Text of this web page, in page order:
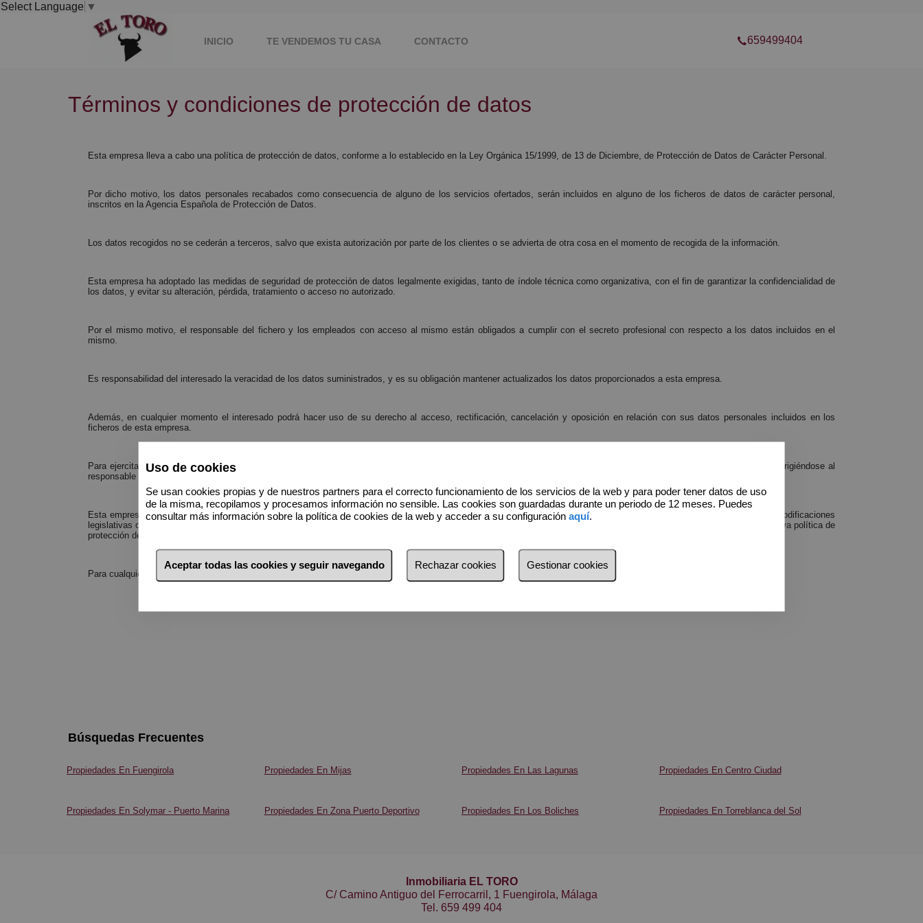
Select Language ▼
INICIO TE VENDEMOS TU CASA CONTACTO 659499404
Términos y condiciones de protección de datos
Esta empresa lleva a cabo una política de protección de datos, conforme a lo establecido en la Ley Orgánica 15/1999, de 13 de Diciembre, de Protección de Datos de Carácter Personal.
Por dicho motivo, los datos personales recabados como consecuencia de alguno de los servicios ofertados, serán incluidos en alguno de los ficheros de datos de carácter personal,
inscritos en la Agencia Española de Protección de Datos.
Los datos recogidos no se cederán a terceros, salvo que exista autorización por parte de los clientes o se advierta de otra cosa en el momento de recogida de la información.
Esta empresa ha adoptado las medidas de seguridad de protección de datos legalmente exigidas, tanto de índole técnica como organizativa, con el fin de garantizar la confidencialidad de
los datos, y evitar su alteración, pérdida, tratamiento o acceso no autorizado.
Por el mismo motivo, el responsable del fichero y los empleados con acceso al mismo están obligados a cumplir con el secreto profesional con respecto a los datos incluidos en el
mismo.
Es responsabilidad del interesado la veracidad de los datos suministrados, y es su obligación mantener actualizados los datos proporcionados a esta empresa.
Además, en cualquier momento el interesado podrá hacer uso de su derecho al acceso, rectificación, cancelación y oposición en relación con sus datos personales incluidos en los
ficheros de esta empresa.
Para ejercitar este derecho, el interesado, o en su caso su representante legal, deberá ponerse en contacto con la empresa bien por correo ordinario al domicilio social, dirigiéndose al
responsable del fichero, e incluyendo fotocopia del DNI, o bien a través de correo electrónico.
Esta empresa se reserva el derecho a modificar su política de protección de datos, según los criterios establecidos por la propia organización, o para adaptarlas a las modificaciones
legislativas o decisiones que vaya tomando la Agencia Española de Protección de Datos. En cualquier caso, la empresa difundirá de la manera que crea conveniente su nueva política de
protección de datos.
Para cualquier duda, aclaración o consulta, puede ponerse en contacto con nosotros enviando un correo ordinario en la dirección social o por correo electrónico.
Búsquedas Frecuentes
Propiedades En Fuengirola Propiedades En Mijas Propiedades En Las Lagunas Propiedades En Centro Ciudad
Propiedades En Solymar - Puerto Marina Propiedades En Zona Puerto Deportivo Propiedades En Los Boliches Propiedades En Torreblanca del Sol
Inmobiliaria EL TORO
C/ Camino Antiguo del Ferrocarril, 1 Fuengirola, Málaga
Tel. 659 499 404
Uso de cookies
Se usan cookies propias y de nuestros partners para el correcto funcionamiento de los servicios de la web y para poder tener datos de uso
de la misma, recopilamos y procesamos información no sensible. Las cookies son guardadas durante un periodo de 12 meses. Puedes
consultar más información sobre la política de cookies de la web y acceder a su configuración aquí.
Aceptar todas las cookies y seguir navegando Rechazar cookies Gestionar cookies